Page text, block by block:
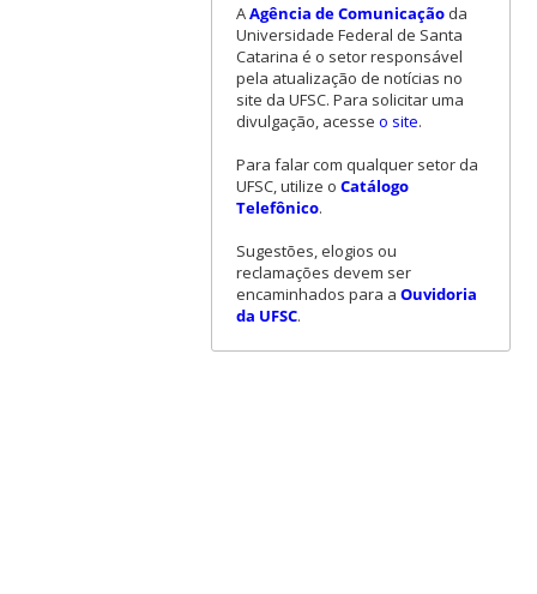
AAgência de Comunicaçãoda
Universidade Federal de Santa
Catarina é o setor responsável
pela atualização de notícias no
site da UFSC. Para solicitar uma
divulgação, acesse o site.
Para falar com qualquer setor da
UFSC, utilize o Catálogo
Telefônico.
Sugestões, elogios ou
reclamações devem ser
encaminhados para a Ouvidoria
da UFSC.